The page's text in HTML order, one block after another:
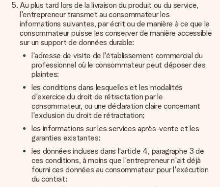
Au plus tard lors de la livraison du produit ou du service,
l'entrepreneur transmet au consommateur les
informations suivantes, par écrit ou de manière à ce que le
consommateur puisse les conserver de manière accessible
sur un support de données durable:
l'adresse de visite de l'établissement commercial du
professionnel où le consommateur peut déposer des
plaintes;
les conditions dans lesquelles et les modalités
d'exercice du droit de rétractation par le
consommateur, ou une déclaration claire concernant
l'exclusion du droit de rétractation;
les informations sur les services après-vente et les
garanties existantes;
les données incluses dans l'article 4, paragraphe 3 de
ces conditions, à moins que l'entrepreneur n'ait déjà
fourni ces données au consommateur pour l'exécution
du contrat;